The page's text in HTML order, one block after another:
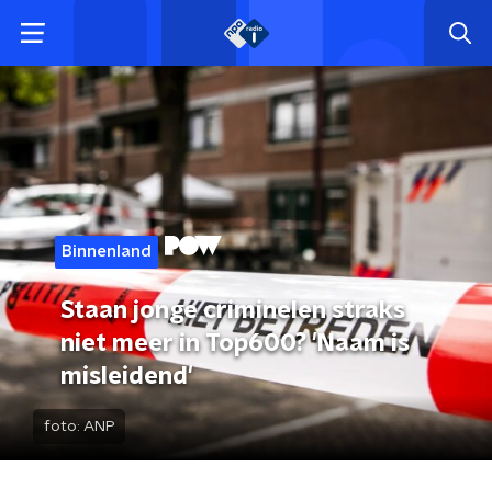
Binnenland
Staan jonge criminelen straks
niet meer in Top600? 'Naam is
misleidend'
foto: ANP